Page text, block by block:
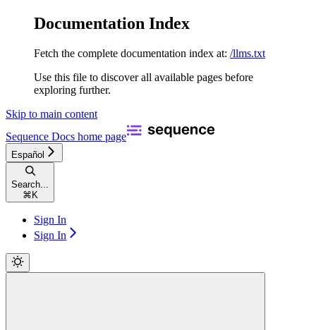
Documentation Index
Fetch the complete documentation index at: /llms.txt
Use this file to discover all available pages before
exploring further.
Skip to main content
Sequence Docs home page
Español
Search...
⌘ K
Sign In
Sign In